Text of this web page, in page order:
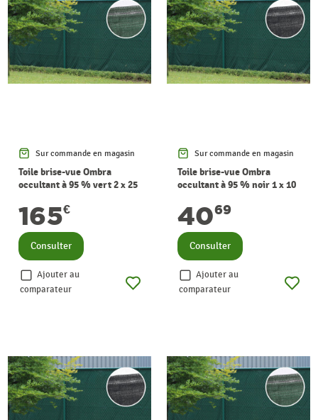
Sur commande en magasin
Toile brise-vue Ombra
occultant à 95 % vert 2 x 25
165€
Consulter
Ajouter au
comparateur
Sur commande en magasin
Toile brise-vue Ombra
occultant à 95 % noir 1 x 10
4069
Consulter
Ajouter au
comparateur